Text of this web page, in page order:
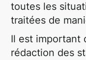
toutes les
traitées de
Il est important
rédaction des